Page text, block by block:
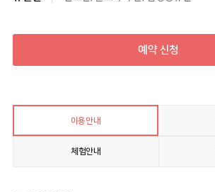
예약 신청
이용안내
체험안내